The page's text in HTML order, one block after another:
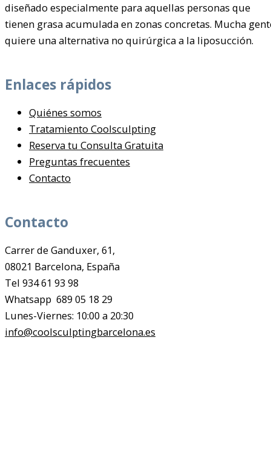
diseñado especialmente para aquellas personas que
tienen grasa acumulada en zonas concretas. Mucha
quiere una alternativa no quirúrgica a la liposucción.
Enlaces rápidos
Quiénes somos
Tratamiento Coolsculpting
Reserva tu Consulta Gratuita
Preguntas frecuentes
Contacto
Contacto
Carrer de Ganduxer, 61,
08021 Barcelona, España
Tel 934 61 93 98
Whatsapp 689 05 18 29
Lunes-Viernes: 10:00 a 20:30
info@coolsculptingbarcelona.es